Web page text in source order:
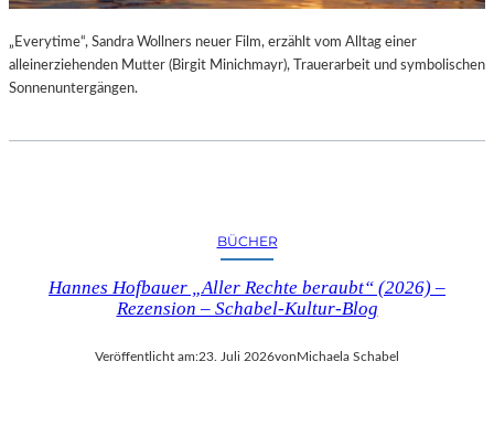
„Everytime“, Sandra Wollners neuer Film, erzählt vom Alltag einer
alleinerziehenden Mutter (Birgit Minichmayr), Trauerarbeit und symbolischen
Sonnenuntergängen.
BÜCHER
Hannes Hofbauer „Aller Rechte beraubt“ (2026) –
Rezension – Schabel-Kultur-Blog
Veröffentlicht am:23. Juli 2026vonMichaela Schabel